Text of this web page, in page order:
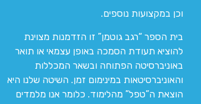
וכן במקצועות נוספים.
בית הספר “רגב גוטמן” זו הזדמנות מצוינת
להוציא תעודת הסמכה באופן עצמאי או תואר
באוניברסיטה הפתוחה ובשאר המכללות
והאוניברסיטאות במינימום זמן. השיטה שלנו היא
הוצאת ה”טפל” מהלימוד. כלומר אנו מלמדים